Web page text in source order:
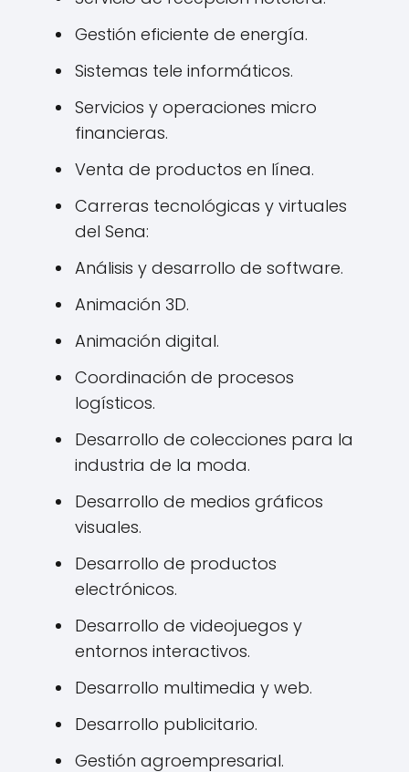
Gestión eficiente de energía.
Sistemas tele informáticos.
Servicios y operaciones micro
financieras.
Venta de productos en línea.
Carreras tecnológicas y virtuales
del Sena:
Análisis y desarrollo de software.
Animación 3D.
Animación digital.
Coordinación de procesos
logísticos.
Desarrollo de colecciones para la
industria de la moda.
Desarrollo de medios gráficos
visuales.
Desarrollo de productos
electrónicos.
Desarrollo de videojuegos y
entornos interactivos.
Desarrollo multimedia y web.
Desarrollo publicitario.
Gestión agroempresarial.